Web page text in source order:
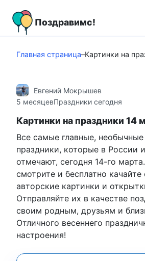
контенту
Поздравимс!
Главная страница–Картинки на
Евгений Мокрышев
5 месяцевПраздники сегодня
Картинки на праздники 14
Все самые главные,
праздники, которые в России
отмечают, сегодня 14-го
смотрите и бесплатно
авторские картинки и
Отправляйте их в качестве
своим родным, друзьям и
Отличного весеннего
настроения!